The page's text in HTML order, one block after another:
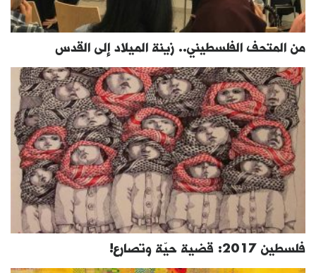
من المتحف الفلسطيني.. زينة الميلاد إلى القدس
فلسطين 2017: قضية حيّة وتصارع!